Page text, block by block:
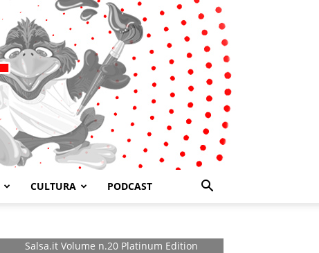
CULTURA PODCAST
Salsa.it Volume n.20 Platinum Edition